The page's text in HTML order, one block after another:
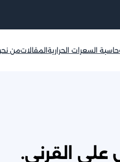
حاسبة السعرات الحراريةالمقالاتمن
علي القرني.